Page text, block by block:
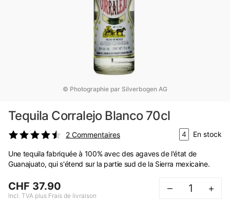
© Photographie par Silverbogen AG
Tequila Corralejo Blanco 70cl
2 Commentaires 4 En stock
Une tequila fabriquée à 100% avec des agaves de l'état de
Guanajuato, qui s'étend sur la partie sud de la Sierra mexicaine.
CHF 37.90
Incl. TVA plus Frais de livraison
– +